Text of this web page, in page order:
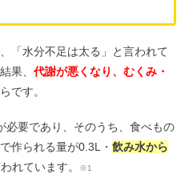
「水分不足は太る」と言われて
果、 代謝が悪くなり、むくみ・
です。
必要であり、そのうち、食べもの
作られる量が0.3L・ 飲み水から
れています。 ※1